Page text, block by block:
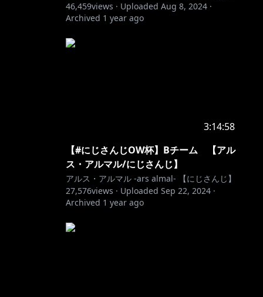
46,459views · Uploaded Aug 8, 2024 ·
Archived 1 year ago
3:14:58
【#にじさんじOW杯】Bチーム 【アル
ス・アルマル/にじさんじ】
アルス・アルマル -ars almal- 【にじさんじ】
27,576views · Uploaded Sep 22, 2024 ·
Archived 1 year ago